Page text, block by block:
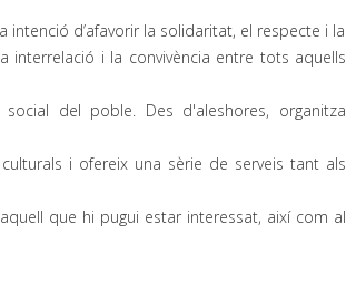
intenció d’afavorir la solidaritat, el respecte i la
interrelació i la convivència entre tots aquells
del poble. Des d'aleshores, organitza
i ofereix una sèrie de serveis tant als
que hi pugui estar interessat, així com al